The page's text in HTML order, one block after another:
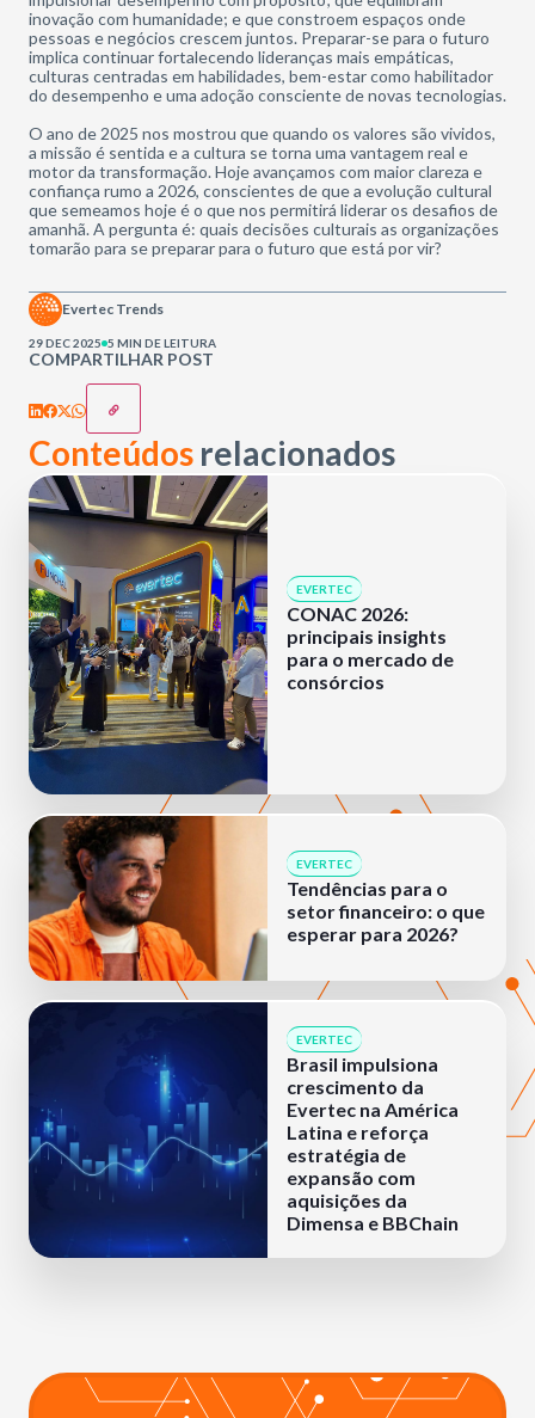
inovação com humanidade; e que constroem espaços onde
pessoas e negócios crescem juntos. Preparar-se para o futuro
implica continuar fortalecendo lideranças mais empáticas,
culturas centradas em habilidades, bem-estar como habilitador
do desempenho e uma adoção consciente de novas tecnologias.
O ano de 2025 nos mostrou que quando os valores são vividos,
a missão é sentida e a cultura se torna uma vantagem real e
motor da transformação. Hoje avançamos com maior clareza e
confiança rumo a 2026, conscientes de que a evolução cultural
que semeamos hoje é o que nos permitirá liderar os desafios de
amanhã. A pergunta é: quais decisões culturais as organizações
tomarão para se preparar para o futuro que está por vir?
COMPARTILHAR POST
Evertec Trends
29 DEC 2025 5 MIN DE LEITURA
Conteúdos relacionados
EVERTEC
CONAC 2026:
principais insights
para o mercado de
consórcios
EVERTEC
Tendências para o
setor financeiro: o que
esperar para 2026?
EVERTEC
Brasil impulsiona
crescimento da
Evertec na América
Latina e reforça
estratégia de
expansão com
aquisições da
Dimensa e BBChain